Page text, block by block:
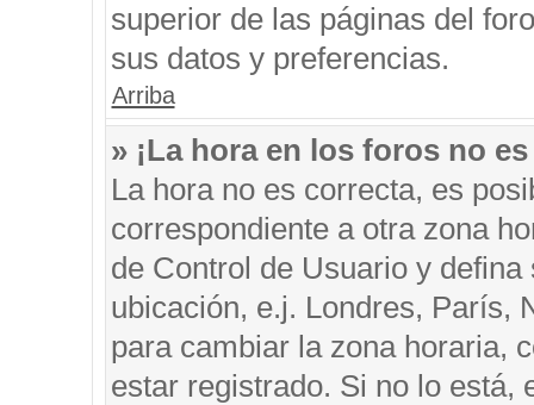
superior de las páginas del
sus datos y preferencias.
Arriba
» ¡La hora en los foros no
La hora no es correcta, es
correspondiente a otra zona
de Control de Usuario y
ubicación, e.j. Londres, París,
para cambiar la zona horaria,
estar registrado. Si no lo está,